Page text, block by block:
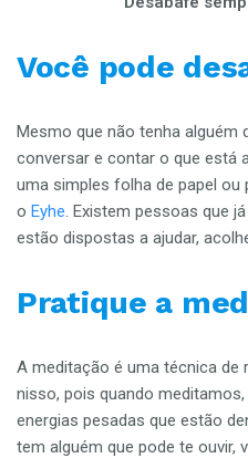
Você pode
Mesmo que não tenha alguém
conversar e contar o que está
uma simples folha de papel
o Eyhe. Existem pessoas que
estão dispostas a ajudar,
Pratique a
A meditação é uma técnica de
nisso, pois quando
energias pesadas que estão
tem alguém que pode te ouvir,